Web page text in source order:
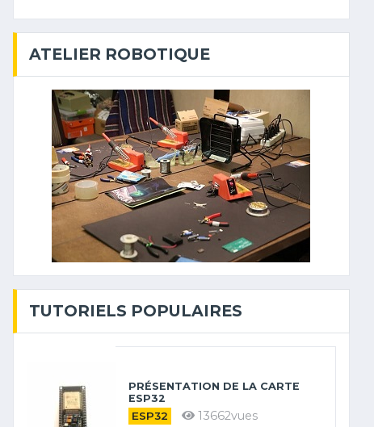
ATELIER ROBOTIQUE
TUTORIELS POPULAIRES
PRÉSENTATION DE LA CARTE
ESP32
ESP32 13662vues